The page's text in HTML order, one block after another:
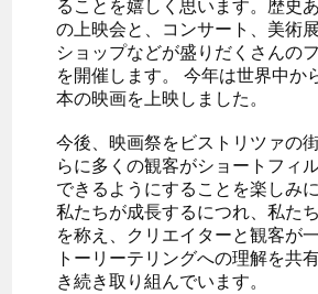
ることを嬉しく思います。歴史
の上映会と、コンサート、美術
ショップなどが盛りだくさんの
を開催します。 今年は世界中か
本の映画を上映しました。
今後、映画祭をビストリツァの
らに多くの観客がショートフィ
できるようにすることを楽しみ
私たちが成長するにつれ、私た
を称え、クリエイターと観客が
トーリーテリングへの理解を共
き続き取り組んでいます。